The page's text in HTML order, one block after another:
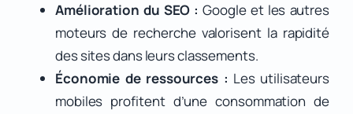
Amélioration du SEO : Google et les autres
moteurs de recherche valorisent la rapidité
des sites dans leurs classements.
Économie de ressources : Les utilisateurs
mobiles profitent d’une consommation de